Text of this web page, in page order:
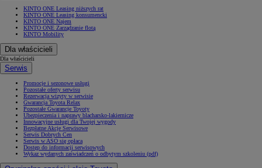
KINTO ONE Leasing niższych rat
KINTO ONE Leasing konsumencki
KINTO ONE Najem
KINTO ONE Zarządzanie flotą
KINTO Mobility
Dla właścicieli
Dla właścicieli
Serwis
Promocje i sezonowe usługi
Pozostałe oferty serwisu
Rezerwacja wizyty w serwisie
Gwarancja Toyota Relax
Pozostałe Gwarancje Toyoty
Ubezpieczenia i naprawy blacharsko-lakiernicze
Innowacyjne usługi dla Twojej wygody
Bezpłatne Akcje Serwisowe
Serwis Dobrych Cen
Serwis w ASO się opłaca
Dostęp do informacji serwisowych
Wykaz wydanych zaświadczeń o odbytym szkoleniu (pdf)